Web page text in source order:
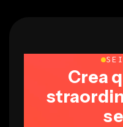
SEI
Crea